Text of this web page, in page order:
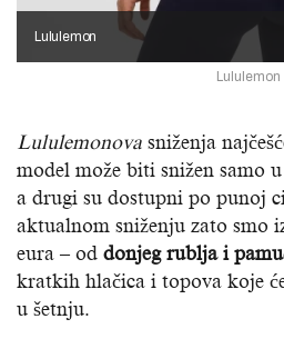
Lululemon
Lululemon
Lululemonova sniženja
model može biti snižen samo
a drugi su dostupni po punoj
aktualnom sniženju zato smo
eura – od donjeg rublja i
kratkih hlačica i topova koje
u šetnju.